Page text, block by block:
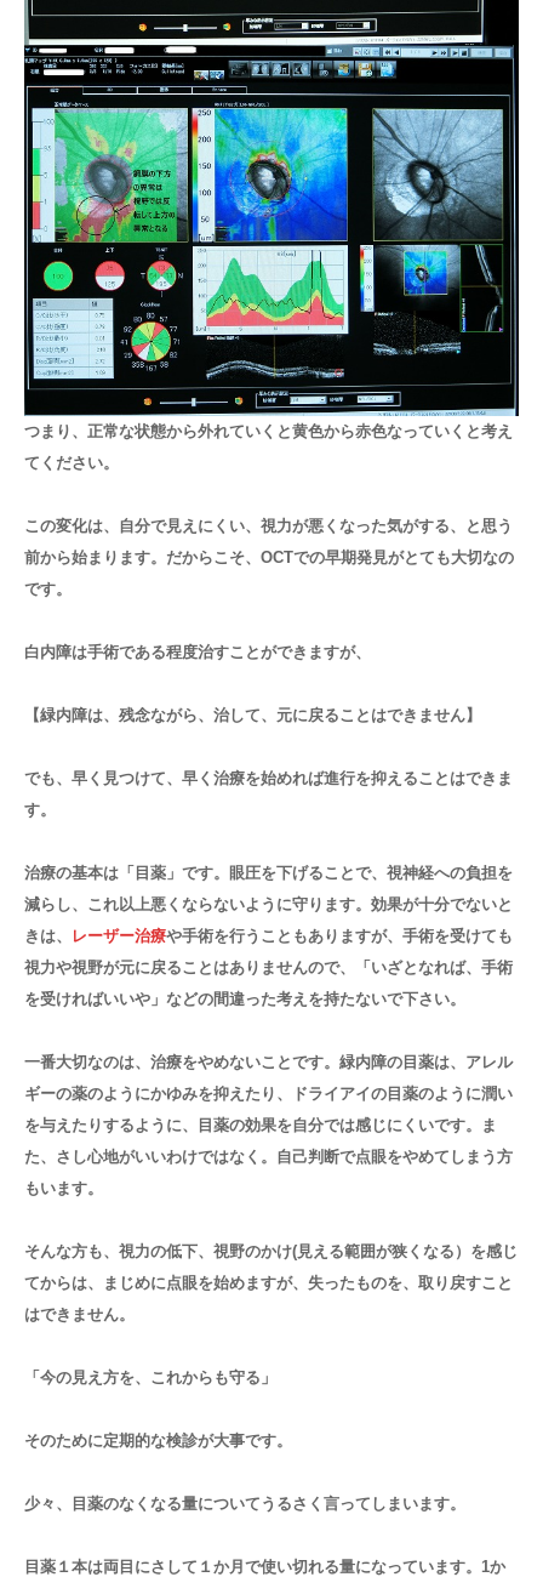
つまり、正常な状態から外れていくと黄色から赤色なっていくと考え
てください。
この変化は、自分で見えにくい、視力が悪くなった気がする、と思う
前から始まります。だからこそ、OCTでの早期発見がとても大切なの
です。
白内障は手術である程度治すことができますが、
【緑内障は、残念ながら、治して、元に戻ることはできません】
でも、早く見つけて、早く治療を始めれば進行を抑えることはできま
す。
治療の基本は「目薬」です。眼圧を下げることで、視神経への負担を
減らし、これ以上悪くならないように守ります。効果が十分でないと
きは、
レーザー治療や手術を行うこともありますが、手術を受けても
視力や視野が元に戻ることはありませんので、「いざとなれば、手術
を受ければいいや」などの間違った考えを持たないで下さい。
一番大切なのは、治療をやめないことです。緑内障の目薬は、アレル
ギーの薬のようにかゆみを抑えたり、ドライアイの目薬のように潤い
を与えたりするように、目薬の効果を自分では感じにくいです。ま
た、さし心地がいいわけではなく。自己判断で点眼をやめてしまう方
もいます。
そんな方も、視力の低下、視野のかけ(見える範囲が狭くなる）を感じ
てからは、まじめに点眼を始めますが、失ったものを、取り戻すこと
はできません。
「今の見え方を、これからも守る」
そのために定期的な検診が大事です。
少々、目薬のなくなる量についてうるさく言ってしまいます。
目薬１本は両目にさして１か月で使い切れる量になっています。1か